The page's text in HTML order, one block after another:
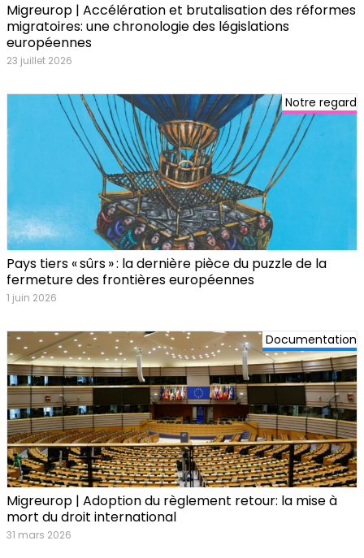
Migreurop | Accélération et brutalisation des réformes
migratoires: une chronologie des législations
européennes
23 juillet 2026
Notre regard
Pays tiers « sûrs » : la dernière pièce du puzzle de la
fermeture des frontières européennes
1 juin 2026
Documentation
Migreurop | Adoption du règlement retour: la mise à
mort du droit international
31 mars 2026